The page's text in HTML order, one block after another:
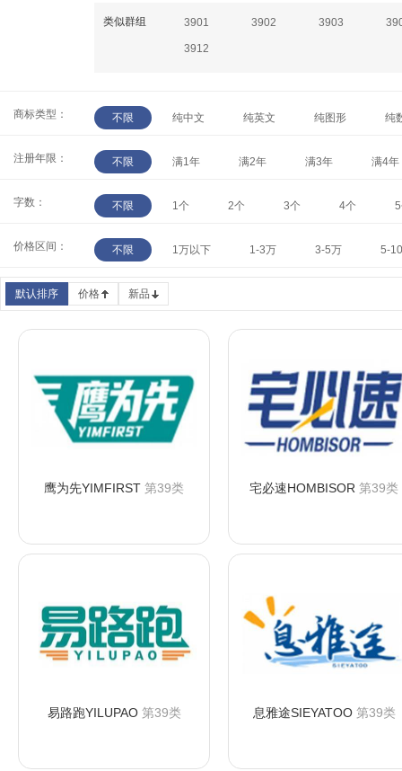
类似群组 3901 3902 3903
3912
商标类型： 不限 纯中文 纯英文 纯图形 纯
注册年限： 不限 满1年 满2年 满3年 满4年
字数： 不限 1个 2个 3个 4个
价格区间： 不限 1万以下 1-3万 3-5万 5-
默认排序 价格 新品
鹰为先YIMFIRST 第39类 宅必速HOMBISOR 第39类
易路跑YILUPAO第39类 息雅途SIEYATOO第39类